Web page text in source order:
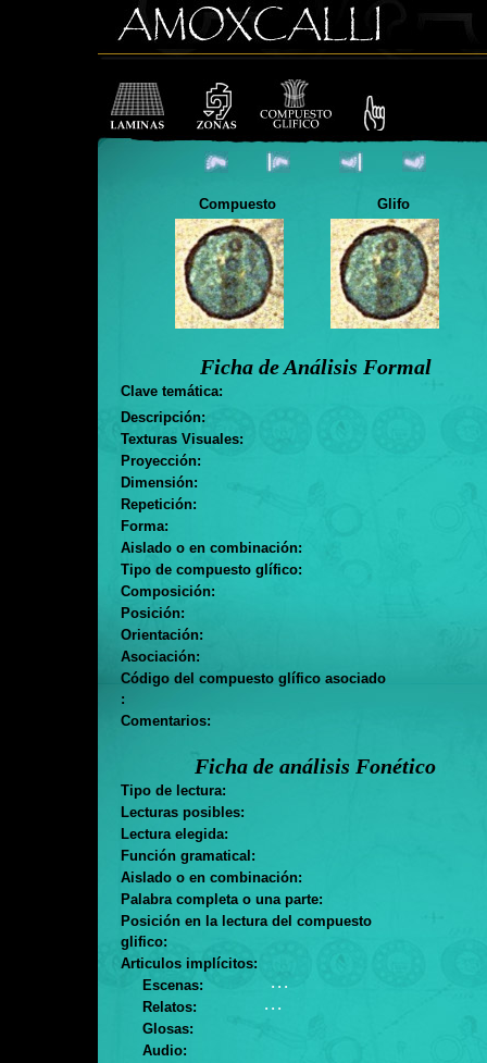
Compuesto Glifo
Ficha de Análisis Formal
Clave temática:
Descripción:
Texturas Visuales:
Proyección:
Dimensión:
Repetición:
Forma:
Aislado o en combinación:
Tipo de compuesto glífico:
Composición:
Posición:
Orientación:
Asociación:
Código del compuesto glífico asociado
:
Comentarios:
Ficha de análisis Fonético
Tipo de lectura:
Lecturas posibles:
Lectura elegida:
Función gramatical:
Aislado o en combinación:
Palabra completa o una parte:
Posición en la lectura del compuesto
glifico:
Articulos implícitos:
Escenas:
. . .
Relatos:
. . .
Glosas:
Audio: